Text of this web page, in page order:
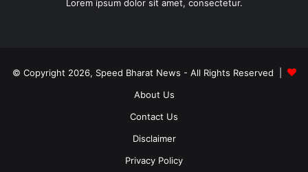
Lorem ipsum dolor sit amet, consectetur.
© Copyright 2026, Speed Bharat News - All Rights Reserved |
About Us
Contact Us
Disclaimer
Privacy Policy